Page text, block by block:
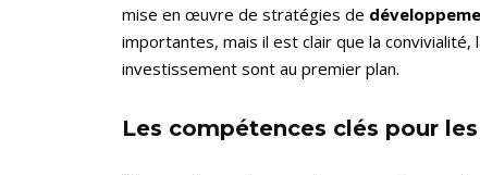
mise en œuvre de stratégies de
importantes, mais il est clair que la
investissement sont au premier plan.
Les compétences clés pour